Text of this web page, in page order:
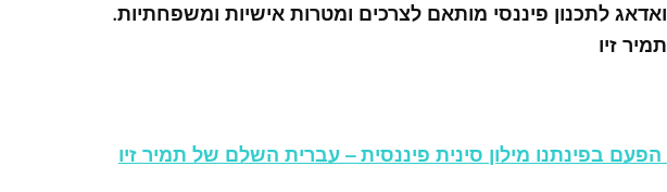
ואדאג לתכנון פיננסי מותאם לצרכים ומטרות אישיות ומשפחתיות.
תמיר זיו